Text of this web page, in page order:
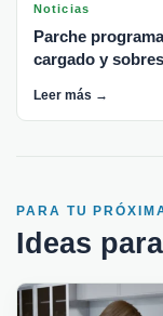
Noticias
Parche
cargado y
Leer más →
PARA TU
Ideas